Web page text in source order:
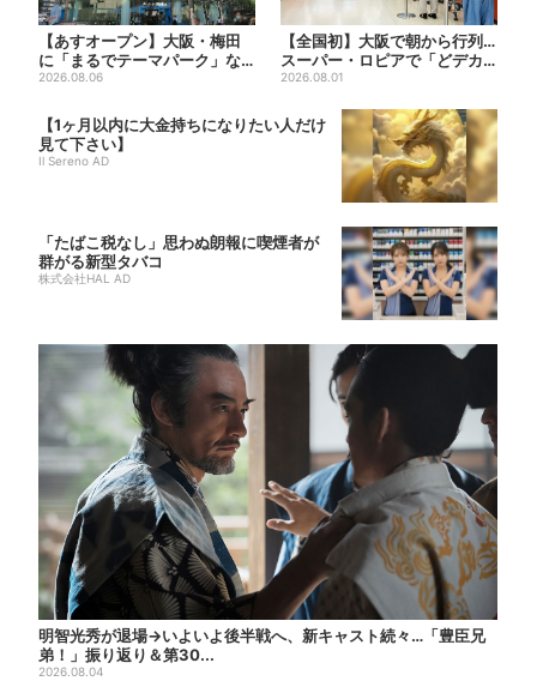
【あすオープン】大阪・梅田
に「まるでテーマパーク」な
巨大スポーツ店、461ブラン...
2026.08.06
【全国初】大阪で朝から行列…
スーパー・ロピアで「どデカ
抽選会」、開始30分で“1...
2026.08.01
【1ヶ月以内に大金持ちになりたい人だけ
見て下さい】
Il Sereno AD
「たばこ税なし」思わぬ朗報に喫煙者が
群がる新型タバコ
株式会社HAL AD
明智光秀が退場→いよいよ後半戦へ、新キャスト続々…「豊臣兄
弟！」振り返り＆第30...
2026.08.04